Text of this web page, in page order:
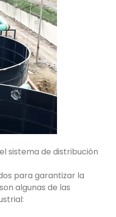
sistema de distribución
para garantizar la
algunas de las